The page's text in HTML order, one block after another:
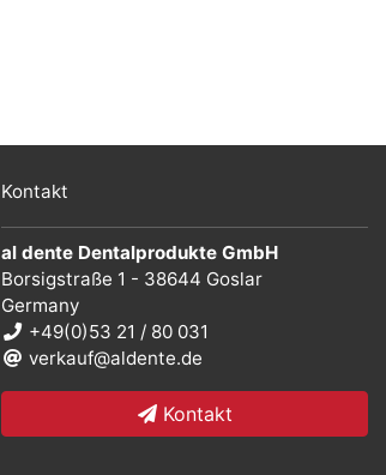
Kontakt
al dente Dentalprodukte GmbH
Borsigstraße 1 - 38644 Goslar
Germany
+49(0)53 21 / 80 031
verkauf@aldente.de
Kontakt